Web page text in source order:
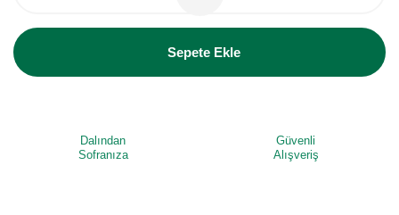
Sepete Ekle
Dalından
Sofranıza
Güvenli
Alışveriş